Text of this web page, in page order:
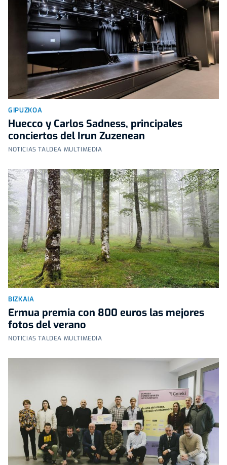
GIPUZKOA
Huecco y Carlos Sadness, principales
conciertos del Irun Zuzenean
NOTICIAS TALDEA MULTIMEDIA
BIZKAIA
Ermua premia con 800 euros las mejores
fotos del verano
NOTICIAS TALDEA MULTIMEDIA